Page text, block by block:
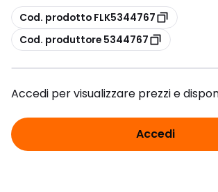
copia
Cod. prodotto FLK5344767
copia
Cod. produttore 5344767
Accedi per visualizzare prezzi e
Accedi